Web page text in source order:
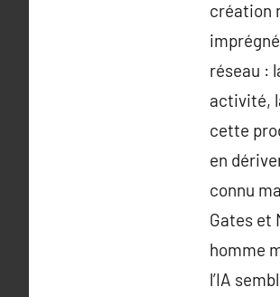
création
réseau :
activité,
cette
en
connu
Gates et
homme
l’IA